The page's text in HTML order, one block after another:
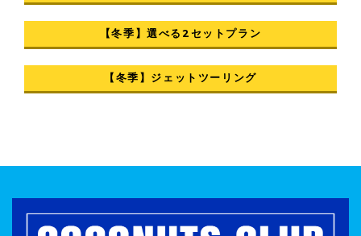
【冬季】選べる2セットプラン
【冬季】ジェットツーリング